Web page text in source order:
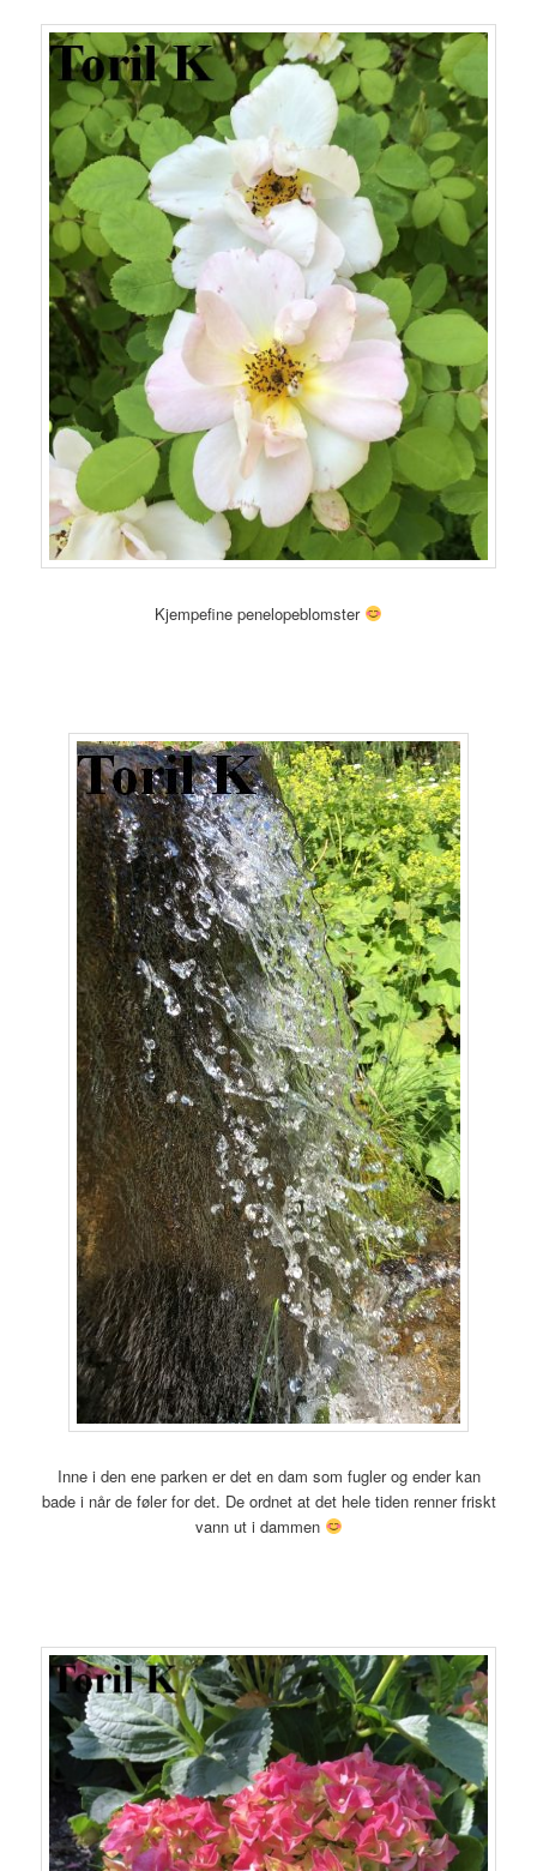
Kjempefine penelopeblomster
Inne i den ene parken er det en dam som fugler og ender kan
bade i når de føler for det. De ordnet at det hele tiden renner friskt
vann ut i dammen